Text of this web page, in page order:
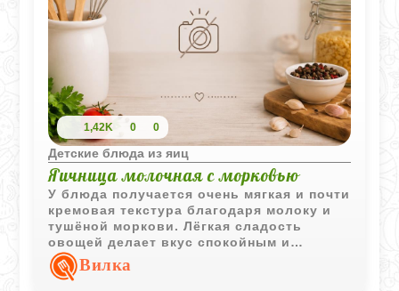
1,42K 0 0
Детские блюда из яиц
Яичница молочная с морковью
У блюда получается очень мягкая и почти
кремовая текстура благодаря молоку и
тушёной моркови. Лёгкая сладость
овощей делает вкус спокойным и
домашним, поэтому такая яичница
хорошо подходит для детского питания.
Вилка